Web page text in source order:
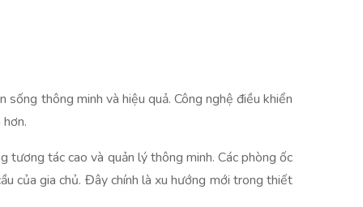
thông minh và hiệu quả. Công nghệ điều khiển
tác cao và quản lý thông minh. Các phòng ốc
của gia chủ. Đây chính là xu hướng mới trong thiết